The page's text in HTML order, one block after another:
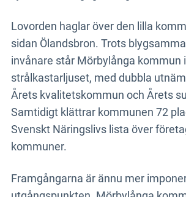
Lovorden haglar över den lilla
sidan Ölandsbron. Trots
invånare står Mörbylånga kommun
strålkastarljuset, med dubbla
Årets kvalitetskommun och Årets
Samtidigt klättrar kommunen 72
Svenskt Näringslivs lista över
kommuner.
Framgångarna är ännu mer